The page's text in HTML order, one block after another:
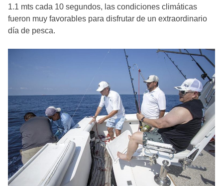
1.1 mts cada 10 segundos, las condiciones climáticas
fueron muy favorables para disfrutar de un extraordinario
día de pesca.